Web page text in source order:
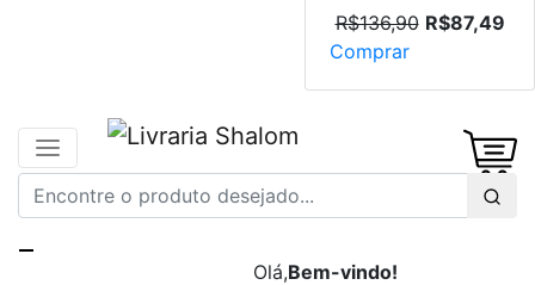
R$136,90 R$87,49
Comprar
Olá,Bem-vindo!